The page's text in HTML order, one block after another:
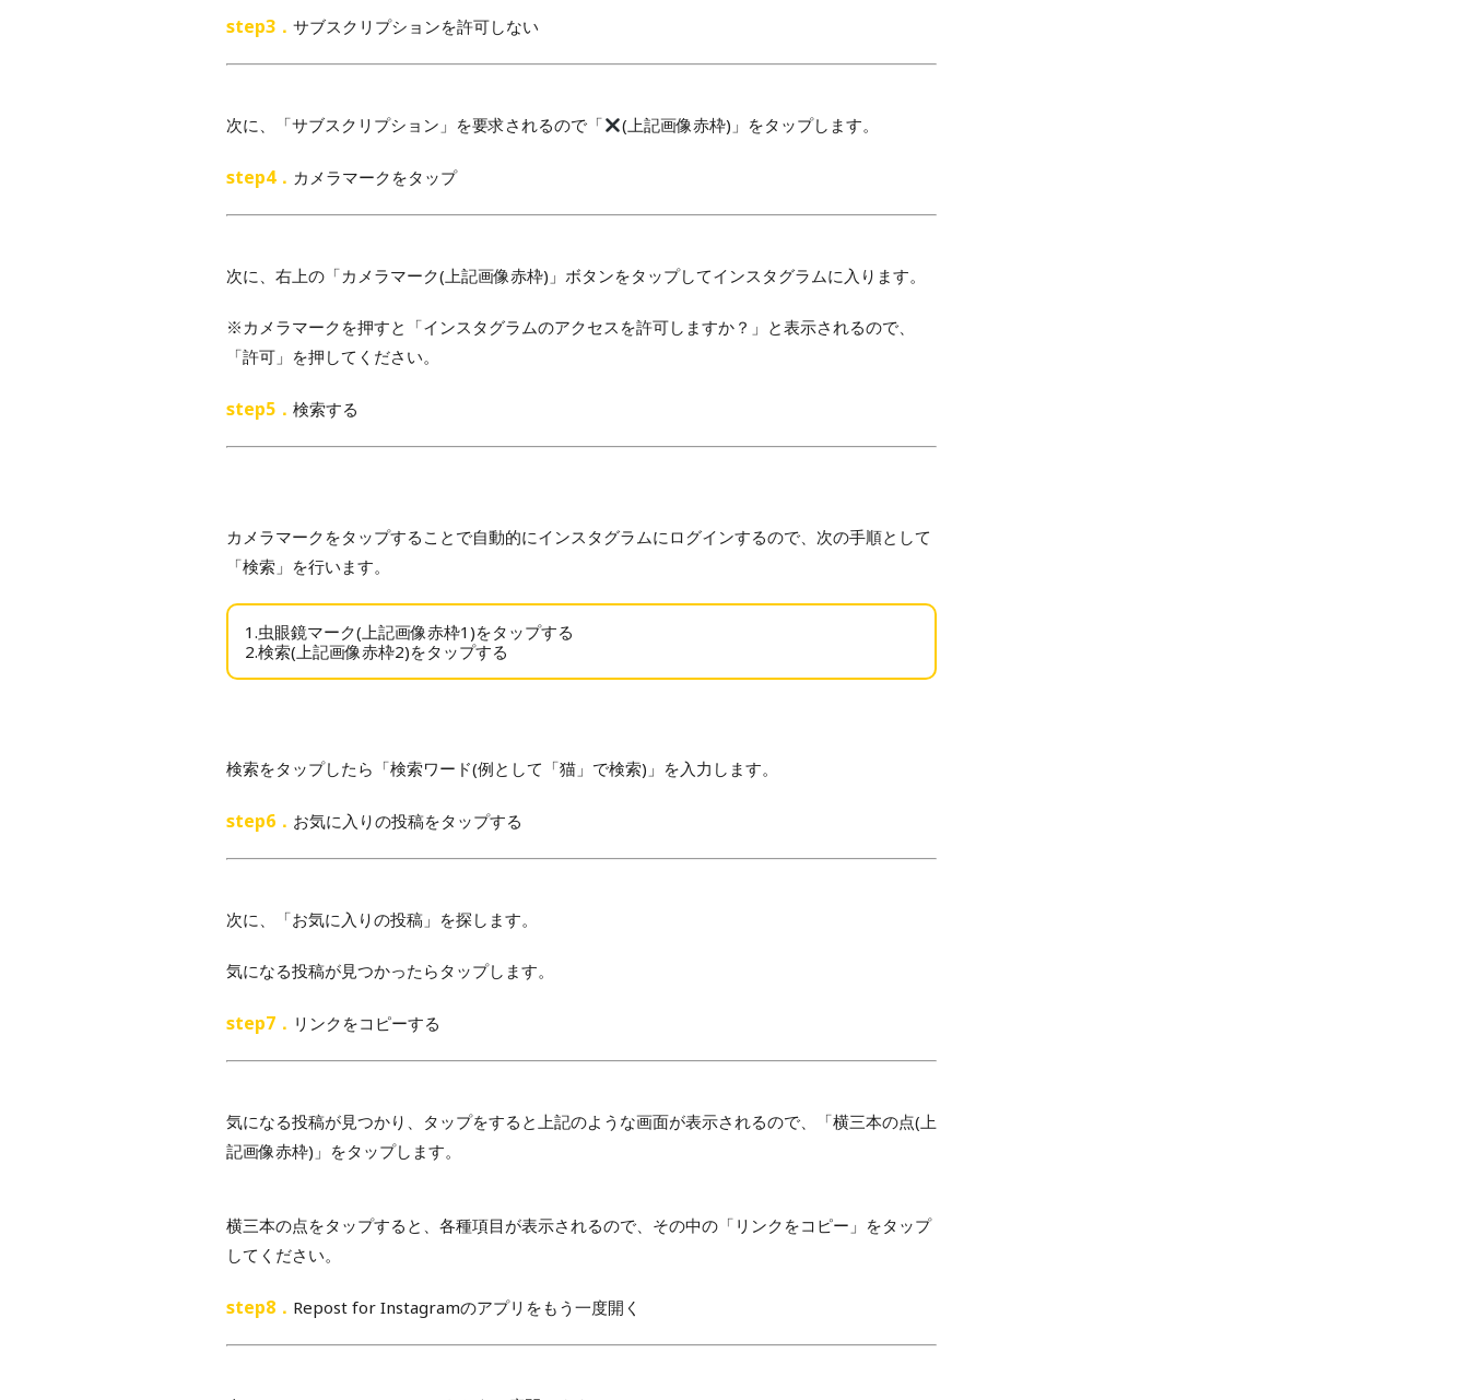
step3． サブスクリプションを許可しない
次に、「サブスクリプション」を要求されるので「 (上記画像赤枠)」をタップします。
step4． カメラマークをタップ
次に、右上の「カメラマーク(上記画像赤枠)」ボタンをタップしてインスタグラムに入ります。
※カメラマークを押すと「インスタグラムのアクセスを許可しますか？」と表示されるので、
「許可」を押してください。
step5． 検索する
カメラマークをタップすることで自動的にインスタグラムにログインするので、次の手順として
「検索」を行います。
1.虫眼鏡マーク(上記画像赤枠1)をタップする
2.検索(上記画像赤枠2)をタップする
検索をタップしたら「検索ワード(例として「猫」で検索)」を入力します。
step6． お気に入りの投稿をタップする
次に、「お気に入りの投稿」を探します。
気になる投稿が見つかったらタップします。
step7． リンクをコピーする
気になる投稿が見つかり、タップをすると上記のような画面が表示されるので、「横三本の点(上
記画像赤枠) 」をタップします。
横三本の点をタップすると、各種項目が表示されるので、その中の「リンクをコピー」をタップ
してください。
step8． Repost for Instagramのアプリをもう一度開く